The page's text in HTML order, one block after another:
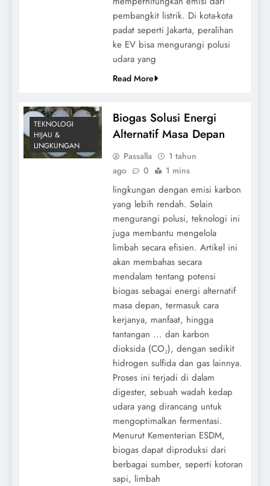
pembangkit listrik. Di kota-kota
padat seperti Jakarta, peralihan
ke EV bisa mengurangi polusi
udara yang
Read More
TEKNOLOGI
HIJAU &
LINGKUNGAN
Biogas Solusi Energi
Alternatif Masa Depan
Passalla
1 tahun
ago
0 1 mins
lingkungan dengan emisi karbon
yang lebih rendah. Selain
mengurangi polusi, teknologi ini
juga membantu mengelola
limbah secara efisien. Artikel ini
akan membahas secara
mendalam tentang potensi
biogas sebagai energi alternatif
masa depan, termasuk cara
kerjanya, manfaat, hingga
tantangan ... dan karbon
dioksida (CO₂), dengan sedikit
hidrogen sulfida dan gas lainnya.
Proses ini terjadi di dalam
digester, sebuah wadah kedap
udara yang dirancang untuk
mengoptimalkan fermentasi.
Menurut Kementerian ESDM,
biogas dapat diproduksi dari
berbagai sumber, seperti kotoran
sapi, limbah